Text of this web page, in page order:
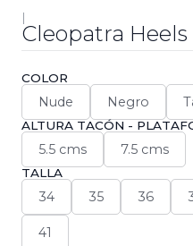
|
Cleopatra Heels
COLOR
Nude Negro
ALTURA TACÓN -
5.5 cms 7.5 cms
TALLA
34 35 36
41